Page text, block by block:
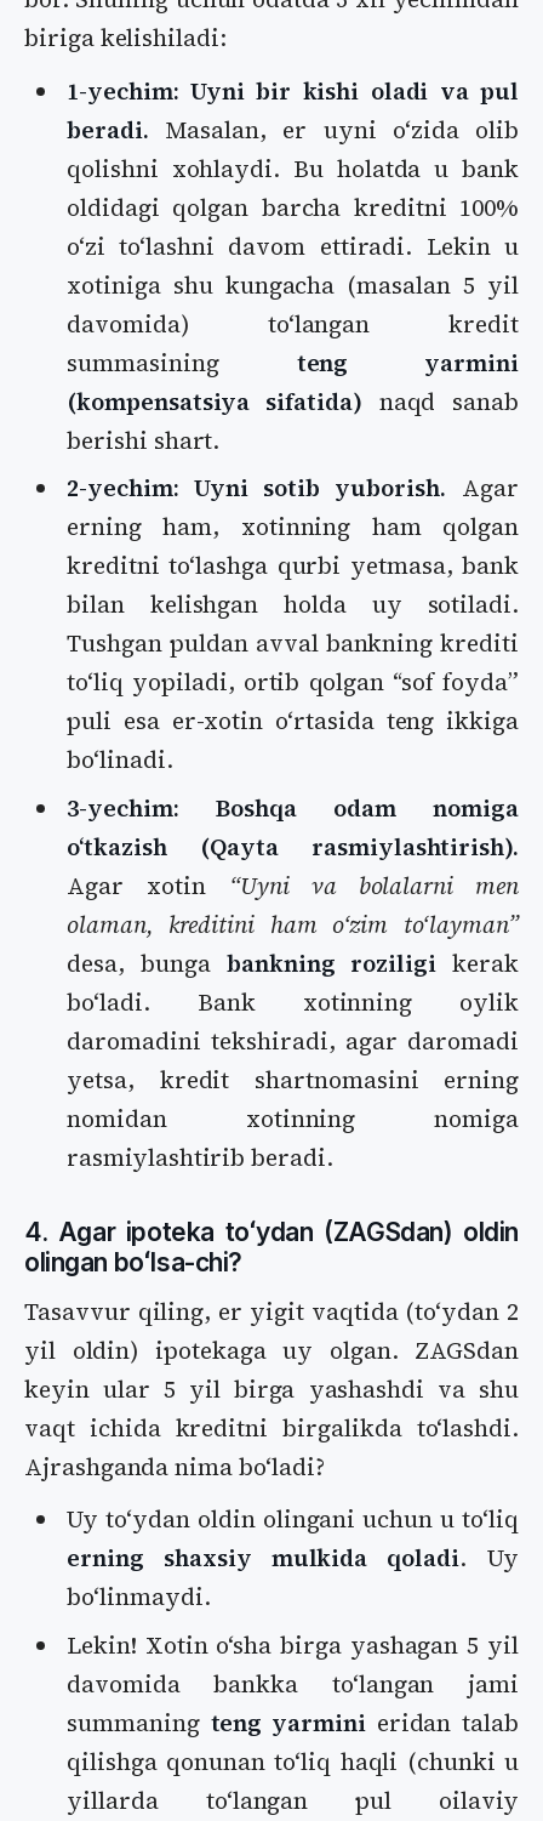
biriga kelishiladi:
1-yechim: Uyni bir kishi oladi va pul
beradi. Masalan, er uyni oʻzida olib
qolishni xohlaydi. Bu holatda u bank
oldidagi qolgan barcha kreditni 100%
oʻzi toʻlashni davom ettiradi. Lekin u
xotiniga shu kungacha (masalan 5 yil
davomida) toʻlangan kredit
summasining teng yarmini
(kompensatsiya sifatida) naqd sanab
berishi shart.
2-yechim: Uyni sotib yuborish. Agar
erning ham, xotinning ham qolgan
kreditni toʻlashga qurbi yetmasa, bank
bilan kelishgan holda uy sotiladi.
Tushgan puldan avval bankning krediti
toʻliq yopiladi, ortib qolgan “sof foyda”
puli esa er-xotin oʻrtasida teng ikkiga
boʻlinadi.
3-yechim: Boshqa odam nomiga
oʻtkazish (Qayta rasmiylashtirish).
Agar xotin “Uyni va bolalarni men
olaman, kreditini ham oʻzim toʻlayman”
desa, bungabankning roziligikerak
boʻladi. Bank xotinning oylik
daromadini tekshiradi, agar daromadi
yetsa, kredit shartnomasini erning
nomidan xotinning nomiga
rasmiylashtirib beradi.
4. Agar ipoteka toʻydan (ZAGSdan) oldin
olingan boʻlsa-chi?
Tasavvur qiling, er yigit vaqtida (toʻydan 2
yil oldin) ipotekaga uy olgan. ZAGSdan
keyin ular 5 yil birga yashashdi va shu
vaqt ichida kreditni birgalikda toʻlashdi.
Ajrashganda nima boʻladi?
Uy toʻydan oldin olingani uchun u toʻliq
erning shaxsiy mulkida qoladi. Uy
boʻlinmaydi.
Lekin! Xotin oʻsha birga yashagan 5 yil
davomida bankka toʻlangan jami
summaning teng yarminieridan talab
qilishga qonunan toʻliq haqli (chunki u
yillarda toʻlangan pul oilaviy